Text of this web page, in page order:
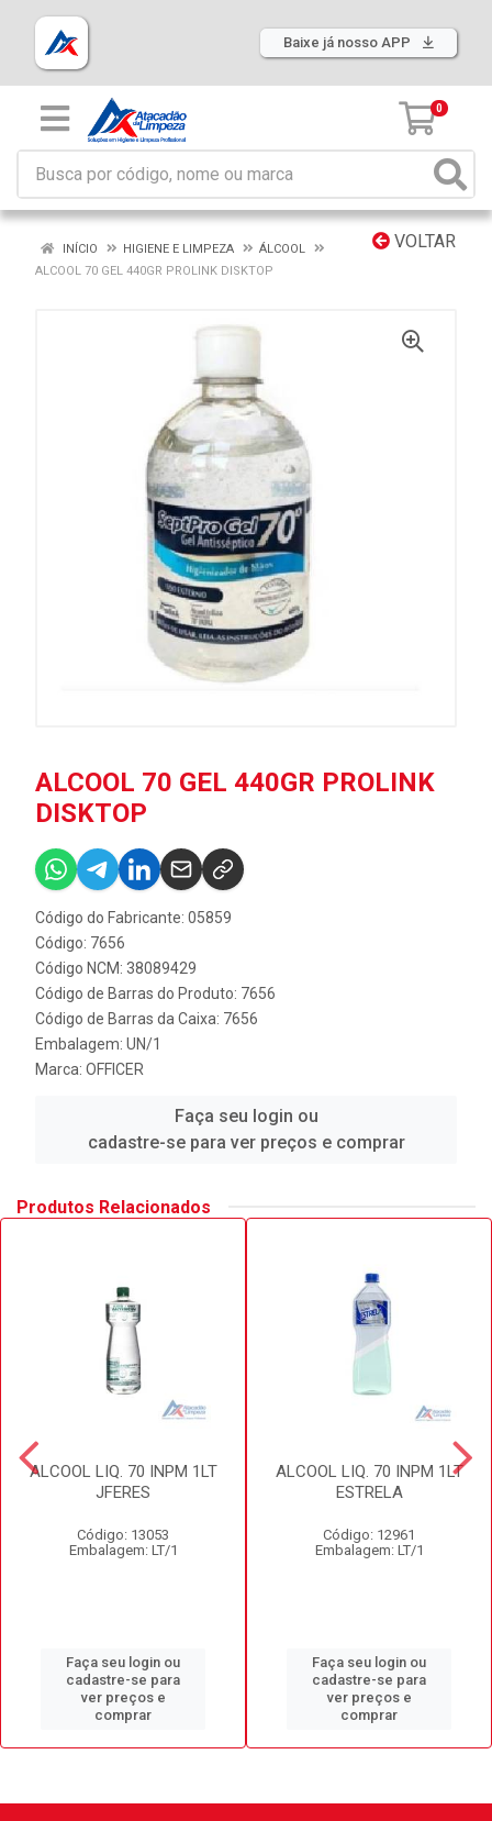
Baixe já nosso APP
0
VOLTAR
INÍCIO HIGIENE E LIMPEZA
ÁLCOOL
ALCOOL 70 GEL 440GR PROLINK DISKTOP
ALCOOL 70 GEL 440GR PROLINK
DISKTOP
Código do Fabricante: 05859
Código: 7656
Código NCM: 38089429
Código de Barras do Produto: 7656
Código de Barras da Caixa: 7656
Embalagem: UN/1
Marca: OFFICER
Faça seu login ou
cadastre-se para ver preços e comprar
Produtos Relacionados
ALCOOL LIQ. 70 INPM 1LT
JFERES
Código: 13053
Embalagem: LT/1
Faça seu login ou
cadastre-se para
ver preços e
comprar
ALCOOL LIQ. 70 INPM 1LT
ESTRELA
Código: 12961
Embalagem: LT/1
Faça seu login ou
cadastre-se para
ver preços e
comprar